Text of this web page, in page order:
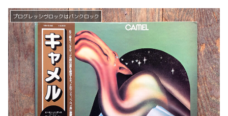
プログレッシヴロックはパンクロック